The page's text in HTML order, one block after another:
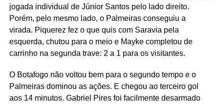
jogada individual de Júnior Santos pelo lado direito.
Porém, pelo mesmo lado, o Palmeiras conseguiu a
virada. Piquerez fez o que quis com Saravia pela
esquerda, chutou para o meio e Mayke completou de
carrinho na segunda trave: 2 a 1 para os visitantes.
O Botafogo não voltou bem para o segundo tempo e o
Palmeiras dominou as ações. E chegou ao terceiro gol
aos 14 minutos. Gabriel Pires foi facilmente desarmado